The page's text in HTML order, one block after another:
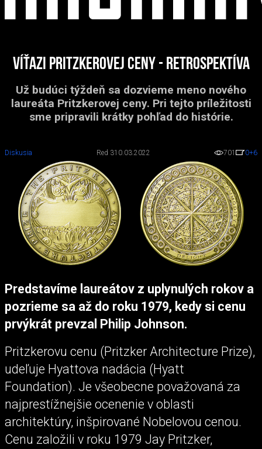
Víťazi Pritzkerovej ceny - retrospektíva
Už budúci týždeň sa dozvieme meno nového
laureáta Pritzkerovej ceny. Pri tejto príležitosti
sme pripravili krátky pohľad do histórie.
Diskusia Red 310.03.2022 701 0+6
Predstavíme laureátov z uplynulých rokov a
pozrieme sa až do roku 1979, kedy si cenu
prvýkrát prevzal Philip Johnson.
Pritzkerovu cenu (Pritzker Architecture Prize),
udeľuje Hyattova nadácia (Hyatt
Foundation). Je všeobecne považovaná za
najprestížnejšie ocenenie v oblasti
architektúry, inšpirované Nobelovou cenou.
Cenu založili v roku 1979 Jay Pritzker,